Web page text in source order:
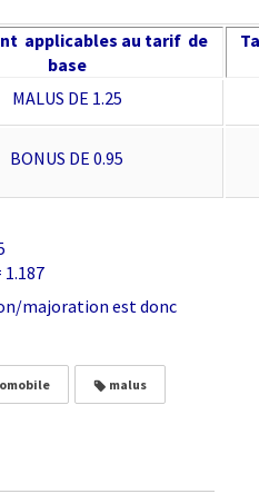
applicables au tarif de
base
MALUS DE 1.25
BONUS DE 0.95
1.187
majoration est donc
malus